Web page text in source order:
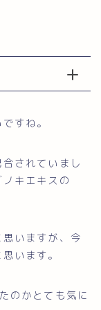
すね。
されていまし
キエキスの
いますが、今
います。
のかとても気に